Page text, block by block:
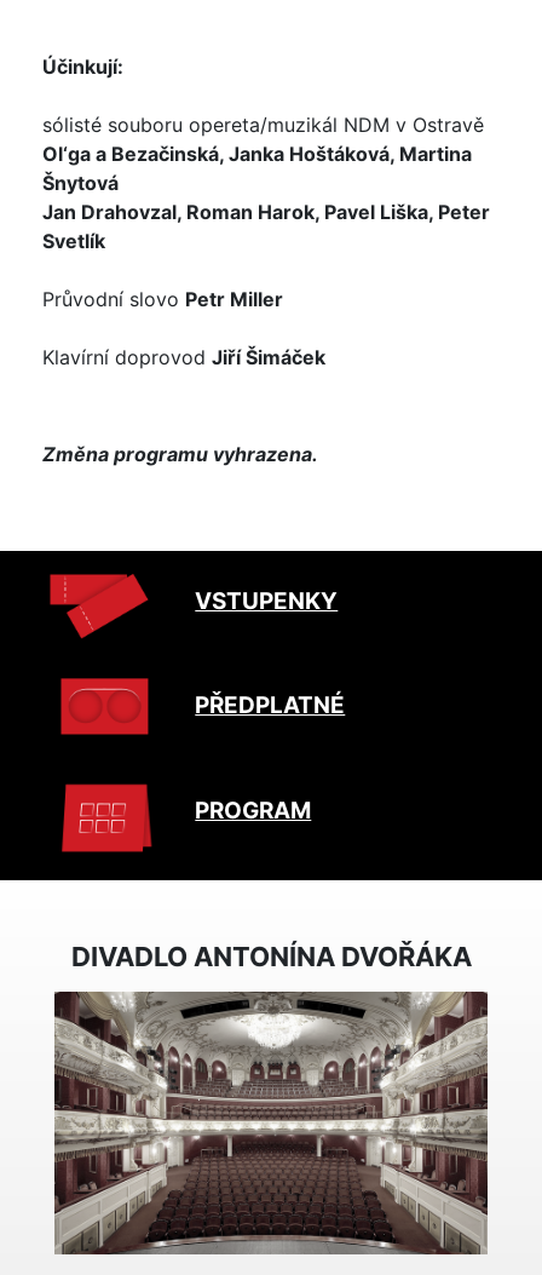
Účinkují:
sólisté souboru opereta/muzikál NDM v Ostravě
Ol‘ga a Bezačinská, Janka Hoštáková, Martina
Šnytová
Jan Drahovzal, Roman Harok, Pavel Liška, Peter
Svetlík
Průvodní slovo Petr Miller
Klavírní doprovod Jiří Šimáček
Změna programu vyhrazena.
VSTUPENKY
PŘEDPLATNÉ
PROGRAM
DIVADLO ANTONÍNA DVOŘÁKA